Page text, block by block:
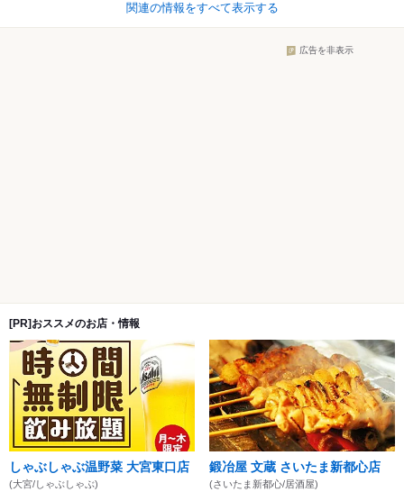
関連の情報をすべて表示する
広告を非表示
[PR]おススメのお店・情報
しゃぶしゃぶ温野菜 大宮東口店
(大宮/しゃぶしゃぶ)
鍛冶屋 文蔵 さいたま新都心店
(さいたま新都心/居酒屋)